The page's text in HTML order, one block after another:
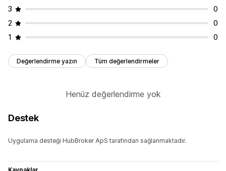
3
0
2
0
1
0
Değerlendirme yazın Tüm değerlendirmeler
Henüz değerlendirme yok
Destek
Uygulama desteği HubBroker ApS tarafından sağlanmaktadır.